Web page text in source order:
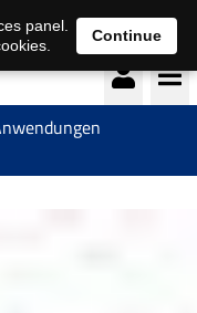
Deutsch français
panel.
Continue